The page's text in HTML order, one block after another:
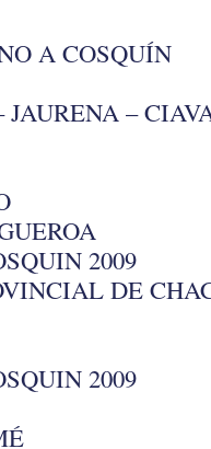
A COSQUÍN
JAURENA –
2009
DE
2009